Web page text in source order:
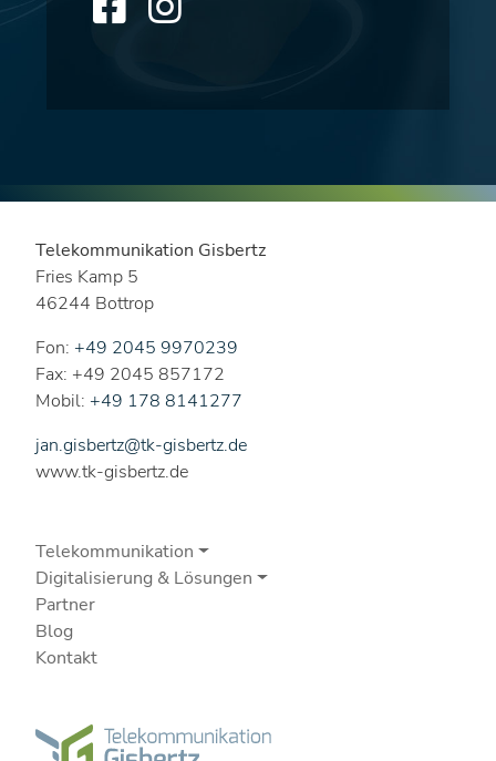
Telekommunikation Gisbertz
Fries Kamp 5
46244 Bottrop
Fon: +49 2045 9970239
Fax: +49 2045 857172
Mobil: +49 178 8141277
jan.gisbertz@tk-gisbertz.de
www.tk-gisbertz.de
Telekommunikation
Digitalisierung & Lösungen
Partner
Blog
Kontakt